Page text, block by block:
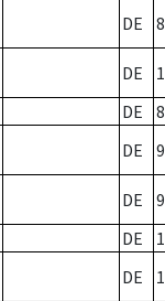
DE 8
DE
DE
8
DE 9
DE
9
DE
DE